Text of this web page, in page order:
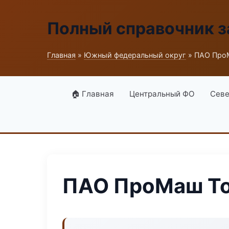
Полный справочник
Главная » Южный федеральный округ » ПАО
🏠 Главная Центральный ФО
ПАО ПроМаш